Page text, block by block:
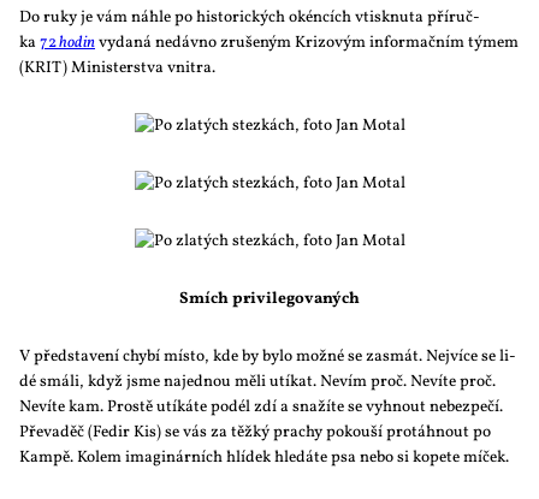
Do ru­ky je vám ná­h­le po his­to­ric­kých okén­cích vtisk­nu­ta pří­ruč­
ka72ho­dinvy­da­ná ne­dáv­no zru­še­ným Kri­zo­vým in­for­mač­ním tý­mem
(KRIT) Mi­nis­ter­stva vni­t­ra.
Smích pri­vi­le­go­va­ných
V před­sta­ve­ní chy­bí mís­to, kde by by­lo mož­né se za­smát. Nej­ví­ce se li­
dé smá­li, když jsme na­jed­nou mě­li utí­kat. Ne­vím proč. Ne­ví­te proč.
Ne­ví­te kam. Pros­tě utí­ká­te po­dél zdí a sna­ží­te se vy­hnout ne­bez­pe­čí.
Pře­va­děč (Fe­dir Kis) se vás za těž­ký pra­chy po­kou­ší pro­táh­nout po
Kam­pě. Ko­lem ima­gi­nár­ních hlí­dek hle­dá­te psa ne­bo si ko­pe­te mí­ček.